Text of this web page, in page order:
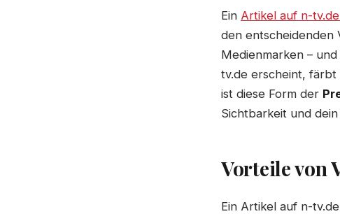
Ein Artikel auf n-
den entscheidenden
Medienmarken –
tv.de erscheint, färbt
ist diese Form der
Sichtbarkeit und
Vorteile von
Ein Artikel auf n-